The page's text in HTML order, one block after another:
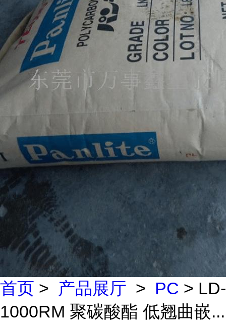
首页 > 产品展厅 > PC > LD-
1000RM 聚碳酸酯 低翘曲嵌...